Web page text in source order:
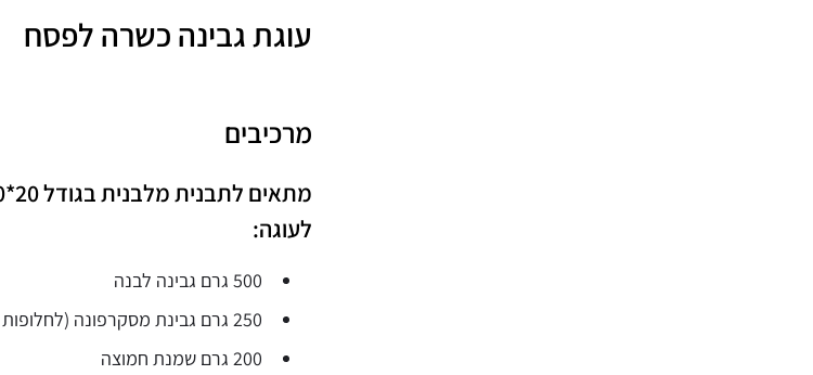
עוגת גבינה כשרה לפסח
מרכיבים
מתאים לתבנית מלבנית בגודל 20*30 ס״מ או לתבנית עגולה בקוטר 26 ס״מ
לעוגה:
500 גרם גבינה לבנה
250 גרם גבינת מסקרפונה (לחלופות הציצו ב"עוד קצת ממני")
200 גרם שמנת חמוצה